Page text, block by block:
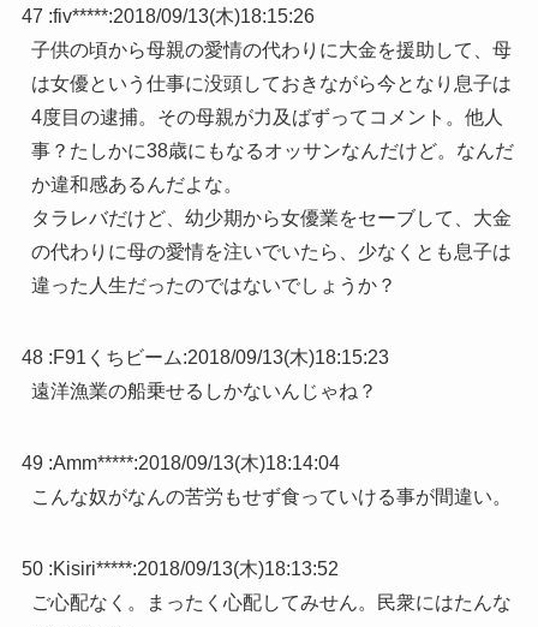
47 :fiv*****:2018/09/13(木)18:15:26
子供の頃から母親の愛情の代わりに大金を援助して、母
は女優という仕事に没頭しておきながら今となり息子は
4度目の逮捕。その母親が力及ばずってコメント。他人
事？たしかに38歳にもなるオッサンなんだけど。なんだ
か違和感あるんだよな。
タラレバだけど、幼少期から女優業をセーブして、大金
の代わりに母の愛情を注いでいたら、少なくとも息子は
違った人生だったのではないでしょうか？
48 :F91くちビーム:2018/09/13(木)18:15:23
遠洋漁業の船乗せるしかないんじゃね？
49 :Amm*****:2018/09/13(木)18:14:04
こんな奴がなんの苦労もせず食っていける事が間違い。
50 :Kisiri*****:2018/09/13(木)18:13:52
ご心配なく。まったく心配してみせん。民衆にはたんな